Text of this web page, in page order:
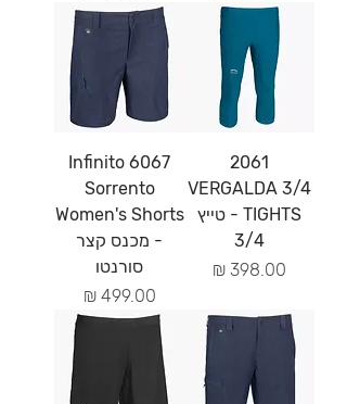
2061
VERGALDA 3/4
TIGHTS - טייץ
3/4
מחיר
6067 Infinito
Sorrento
Women's Shorts
- מכנס קצר
סורנטו
מחיר